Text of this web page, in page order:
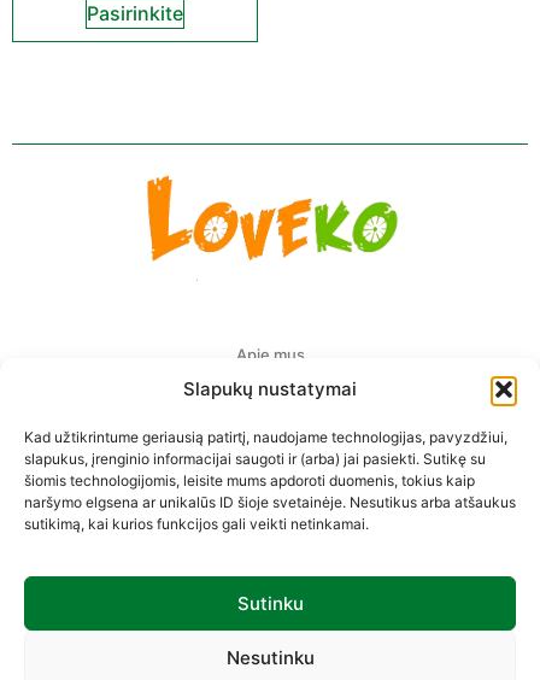
Slapukų nustatymai
Kad užtikrintume geriausią patirtį, naudojame technologijas, pavyzdžiui,
slapukus, įrenginio informacijai saugoti ir (arba) jai pasiekti. Sutikę su
šiomis technologijomis, leisite mums apdoroti duomenis, tokius kaip
naršymo elgsena ar unikalūs ID šioje svetainėje. Nesutikus arba atšaukus
sutikimą, kai kurios funkcijos gali veikti netinkamai.
Sutinku
Nesutinku
Pasirinkite
Apie mus
Pristatymas Europoje
Privatumo politika
Prekių pirkimo-pardavimo taisyklės
Sekite mus